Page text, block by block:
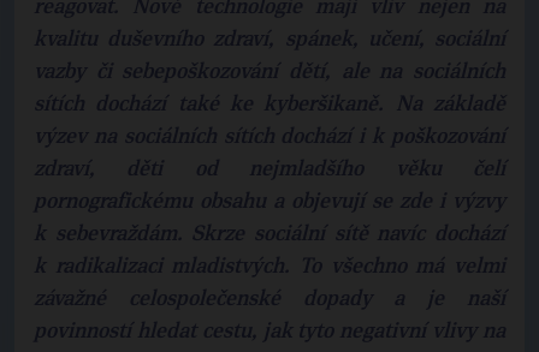
reagovat. Nové technologie mají vliv nejen na
kvalitu duševního zdraví, spánek, učení, sociální
vazby či sebepoškozování dětí, ale na sociálních
sítích dochází také ke kyberšikaně. Na základě
výzev na sociálních sítích dochází i k poškozování
zdraví, děti od nejmladšího věku čelí
pornografickému obsahu a objevují se zde i výzvy
k sebevraždám. Skrze sociální sítě navíc dochází
k radikalizaci mladistvých. To všechno má velmi
závažné celospolečenské dopady a je naší
povinností hledat cestu, jak tyto negativní vlivy na